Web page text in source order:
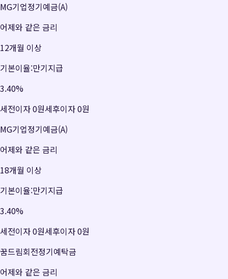
MG기업정기예금(A)
어제와 같은 금리
12개월 이상
기본이율:만기지급
3.40%
세전이자0원세후이자0원
MG기업정기예금(A)
어제와 같은 금리
18개월 이상
기본이율:만기지급
3.40%
세전이자0원세후이자0원
꿈드림회전정기예탁금
어제와 같은 금리